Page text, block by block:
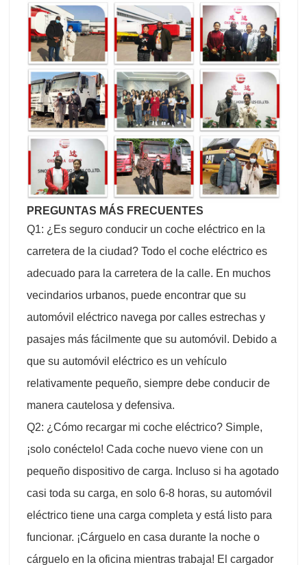
PREGUNTAS MÁS FRECUENTES
Q1: ¿Es seguro conducir un coche eléctrico en la
carretera de la ciudad? Todo el coche eléctrico es
adecuado para la carretera de la calle. En muchos
vecindarios urbanos, puede encontrar que su
automóvil eléctrico navega por calles estrechas y
pasajes más fácilmente que su automóvil. Debido a
que su automóvil eléctrico es un vehículo
relativamente pequeño, siempre debe conducir de
manera cautelosa y defensiva.
Q2: ¿Cómo recargar mi coche eléctrico? Simple,
¡solo conéctelo! Cada coche nuevo viene con un
pequeño dispositivo de carga. Incluso si ha agotado
casi toda su carga, en solo 6-8 horas, su automóvil
eléctrico tiene una carga completa y está listo para
funcionar. ¡Cárguelo en casa durante la noche o
cárguelo en la oficina mientras trabaja! El cargador